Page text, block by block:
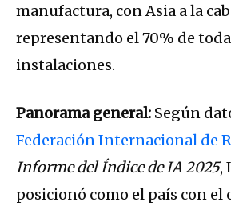
manufactura, con Asia a la
representando el 70% de
instalaciones.
Panorama general: Según
Federación Internacional de
Informe del Índice de IA 2025,
posicionó como el país con el